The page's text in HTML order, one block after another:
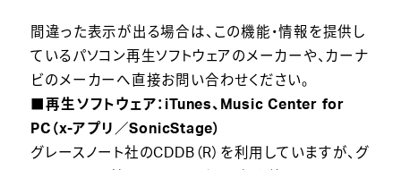
間違った表示が出る場合は、この機能・情報を提供し
ているパソコン再生ソフトウェアのメーカーや、カーナ
ビのメーカーへ直接お問い合わせください。
■再生ソフトウェア：iTunes、Music Center for
PC（x-アプリ／SonicStage）
グレースノート社のCDDB（R）を利用していますが、グ